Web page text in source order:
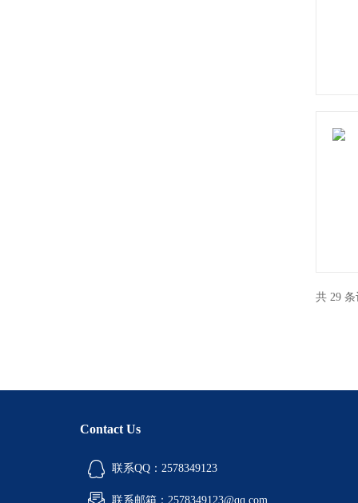
共 29
Contact Us
联系QQ：2578349123
联系邮箱：2578349123@qq.com